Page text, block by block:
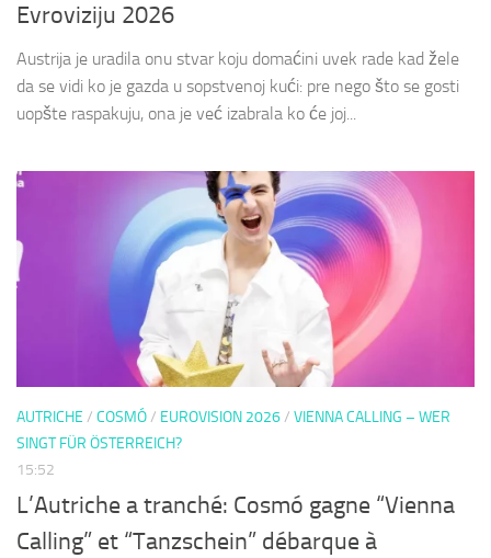
Evroviziju 2026
Austrija je uradila onu stvar koju domaćini uvek rade kad žele
da se vidi ko je gazda u sopstvenoj kući: pre nego što se gosti
uopšte raspakuju, ona je već izabrala ko će joj...
AUTRICHE / COSMÓ/ EUROVISION 2026/ VIENNA CALLING – WER
SINGT FÜR ÖSTERREICH?
15:52
L’Autriche a tranché: Cosmó gagne “Vienna
Calling” et “Tanzschein” débarque à